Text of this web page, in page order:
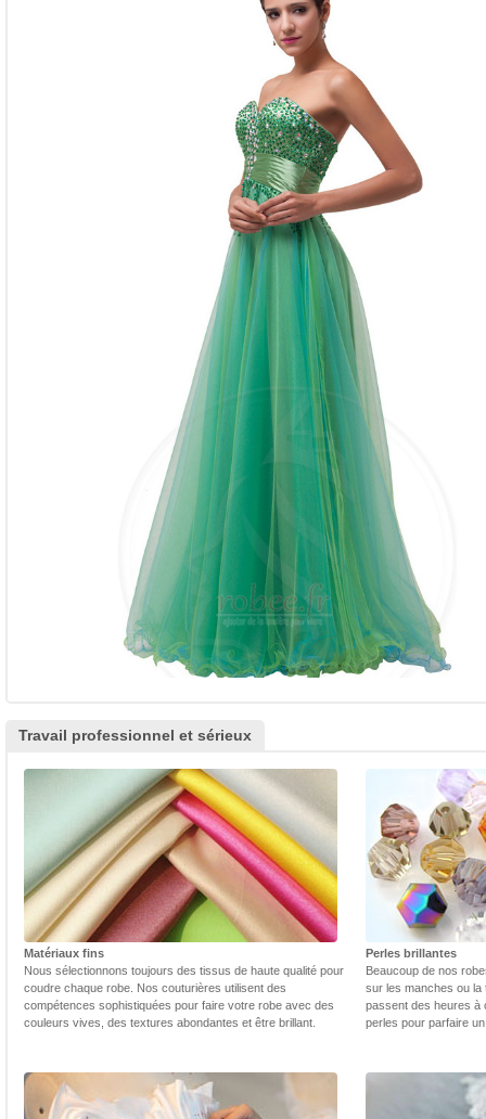
Travail professionnel et sérieux
Matériaux fins
Nous sélectionnons toujours des tissus de haute qualité pour
coudre chaque robe. Nos couturières utilisent des
compétences sophistiquées pour faire votre robe avec des
couleurs vives, des textures abondantes et être brillant.
Perles brillantes
Beaucoup de nos
sur les manches ou la
passent des heures à
perles pour parfaire